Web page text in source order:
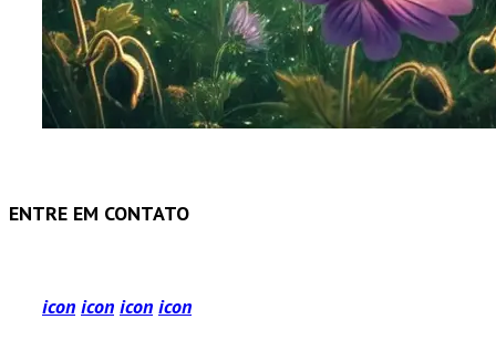
ENTRE EM CONTATO
icon icon icon icon